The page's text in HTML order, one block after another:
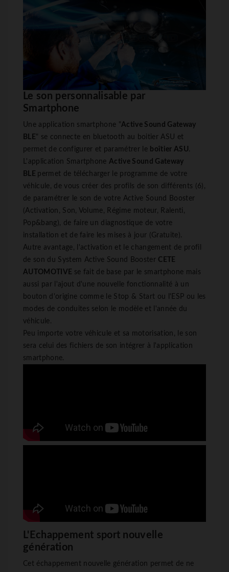
Le son personnalisable par
Smartphone
Une application smartphone "Active Sound Gateway
BLE" se connecte en bluetooth au boitier ASU et
permet de configurer et paramétrer le boîtier ASU.
L'application SmartphoneActive Sound Gateway
BLE permet de télécharger le programme de votre
véhicule, de vous créer des profils de son différents (6),
de paramétrer le son de votre Active Sound Booster
(Activation, Son, Volume, Régime moteur, Ralenti,
Pop&bang), de faire un diagnostique de votre
installation et de faire les mises à jour (Gratuite).
Autre avantage, l'activation et le changement de profil
de son du System Active Sound Booster CETE
AUTOMOTIVE se fait de base par le smartphone mais
aussi par l'ajout d'une nouvelle fonctionnalité à un
bouton d'origine comme le Stop & Start ou l'ESP ou les
modes de conduites selon le modèle et l'année du
véhicule.
Peu importe votre véhicule et sa motorisation, le son
sera celui des fichiers de son intégrer à l'application
smartphone.
L'Echappement sport nouvelle
génération
Cet échappement nouvelle génération permet de ne